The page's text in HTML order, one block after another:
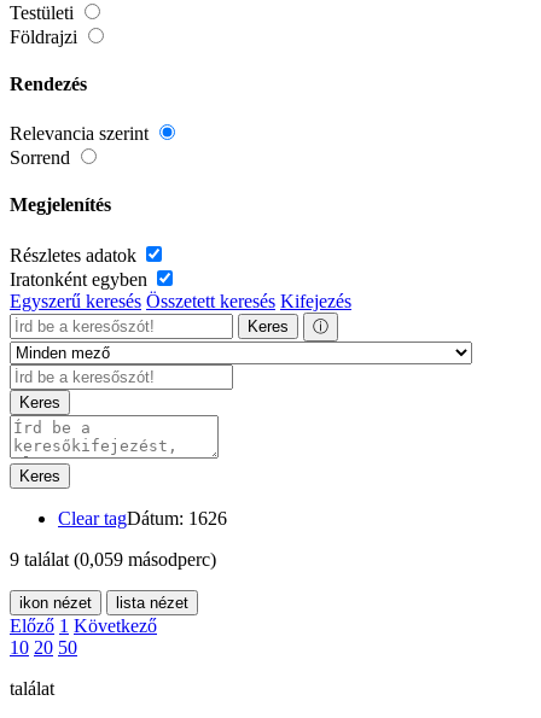
Testületi
Földrajzi
Rendezés
Relevancia szerint
Sorrend
Megjelenítés
Részletes adatok
Iratonként egyben
Egyszerű keresés Összetett keresés Kifejezés
Keres ⓘ
Keres
Keres
Clear tagDátum: 1626
9 találat (0,059 másodperc)
ikon nézet lista nézet
Előző 1 Következő
10 20 50
találat